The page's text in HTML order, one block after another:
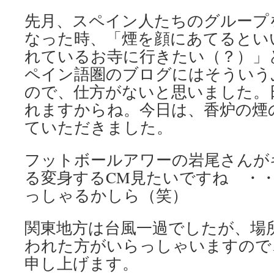
先月、スペイン人たちのグルー
なった時、「煙を顔にあてると
れているお寺に行きたい（？）
ペイン語圏のブログにはそうい
ので、仕方がないと思いました
れますからね。今日は、香炉の
ていただきました。
フットボールアワーの岩尾さん
る変身するCM見たいですね ・
っしゃるかしら（笑）
関東地方は台風一過でしたが、
われた方がいらっしゃいますの
申し上げます。